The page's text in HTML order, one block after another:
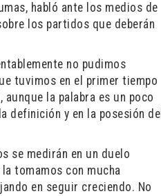
habló ante los medios de
los partidos que deberán
no pudimos
tuvimos en el primer tiempo
la palabra es un poco
definición y en la posesión del
se medirán en un duelo
tomamos con mucha
en seguir creciendo. No